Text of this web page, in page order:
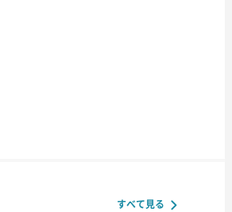
すべて見る